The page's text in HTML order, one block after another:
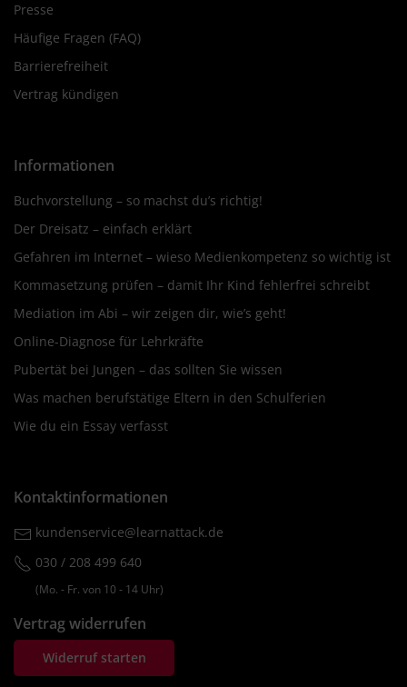
Presse
Häufige Fragen (FAQ)
Barrierefreiheit
Vertrag kündigen
Informationen
Buchvorstellung – so machst du’s richtig!
Der Dreisatz – einfach erklärt
Gefahren im Internet – wieso Medienkompetenz so wichtig ist
Kommasetzung prüfen – damit Ihr Kind fehlerfrei schreibt
Mediation im Abi – wir zeigen dir, wie’s geht!
Online-Diagnose für Lehrkräfte
Pubertät bei Jungen – das sollten Sie wissen
Was machen berufstätige Eltern in den Schulferien
Wie du ein Essay verfasst
Kontaktinformationen
kundenservice@learnattack.de
030 / 208 499 640
(Mo. ‐ Fr. von 10 ‐ 14 Uhr)
Vertrag widerrufen
Widerruf starten